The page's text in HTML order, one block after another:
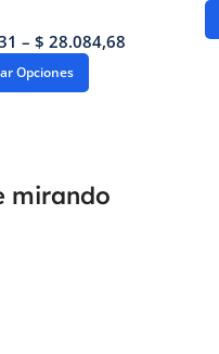
– $ 28.084,68
Opciones
mirando